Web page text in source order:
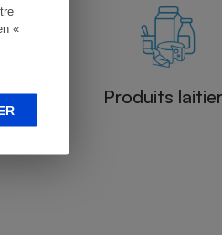
«
Produits